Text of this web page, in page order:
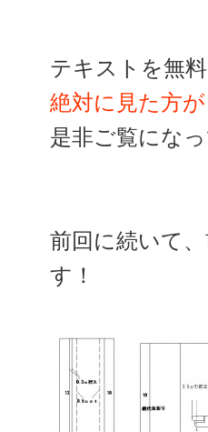
テキストを無
絶対に見た方
是非ご覧にな
前回に続いて
す！